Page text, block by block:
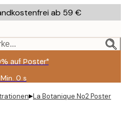
ab 59 €
auf Poster*
0 s
Gültig
bis:
2026-▸La Botanique No2 Poster